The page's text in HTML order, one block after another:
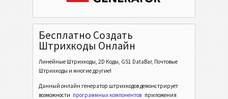
Бесплатно Создать
Штрихкоды Онлайн
Линейные Штрихкоды, 2D Коды, GS1 DataBar, Почтовые
Штрихкоды и многие другие!
Данный онлайн генератор штрихкодов демонстрирует
возможности программных компонентов приложения